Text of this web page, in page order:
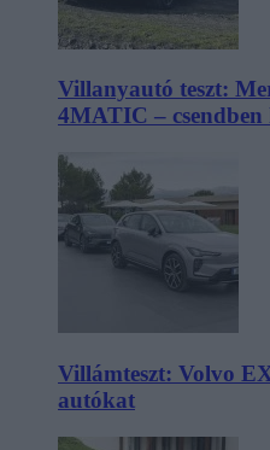
Villanyautó teszt:
4MATIC –
Villámteszt: Volvo
autókat